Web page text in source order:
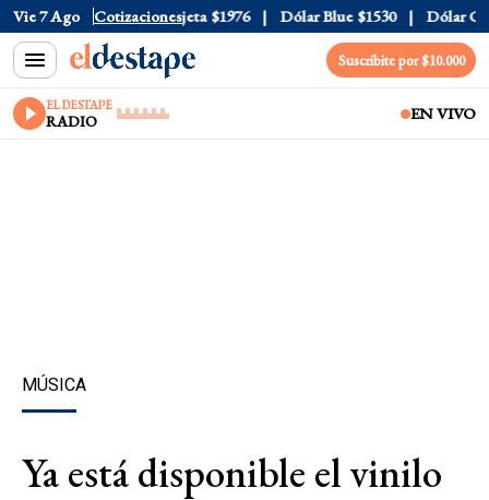
Vie 7 Ago Cotizaciones
$1520 Dólar Tarjeta $1976 Dólar Blue $1530 Dólar CCL
Suscribite por $10.000
EL DESTAPE
RADIO EN VIVO
MÚSICA
Ya está disponible el vinilo